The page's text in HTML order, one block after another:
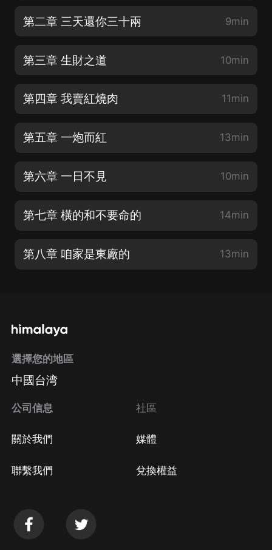
第二章 三天還你三十兩 9min
第三章 生財之道 10min
第四章 我賣紅燒肉 11min
第五章 一炮而紅 13min
第六章 一日不見 10min
第七章 橫的和不要命的 14min
第八章 咱家是東廠的 13min
選擇您的地區
中國台湾
公司信息
關於我們
聯繫我們
社區
媒體
兌換權益